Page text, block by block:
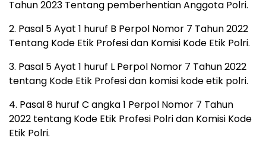
Tahun 2023 Tentang pemberhentian Anggota Polri.
2. Pasal 5 Ayat 1 huruf B Perpol Nomor 7 Tahun 2022
Tentang Kode Etik Profesi dan Komisi Kode Etik Polri.
3. Pasal 5 Ayat 1 huruf L Perpol Nomor 7 Tahun 2022
tentang Kode Etik Profesi dan komisi kode etik polri.
4. Pasal 8 huruf C angka 1 Perpol Nomor 7 Tahun
2022 tentang Kode Etik Profesi Polri dan Komisi Kode
Etik Polri.